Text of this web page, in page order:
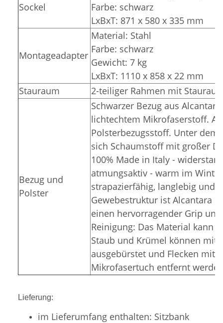
Sockel
Farbe: schwarz
LxBxT: 871 x 580 x 335 mm
Montageadapter
Material: Stahl
Farbe: schwarz
Gewicht: 7 kg
LxBxT: 1110 x 858 x 22 mm
Stauraum
2-teiliger Rahmen mit
Bezug und
Polster
Schwarzer Bezug aus
lichtechtem Mikrofaserstoff.
Polsterbezugsstoff. Unter dem
sich Schaumstoff mit großer
100% Made in Italy -
atmungsaktiv - warm im
strapazierfähig, langlebig und
Gewebestruktur ist Alcantara
einen hervorragender Grip
Reinigung: Das Material kann
Staub und Krümel können mit
ausgebürstet und Flecken mit
Mikrofasertuch entfernt
Lieferung:
im Lieferumfang enthalten: Sitzbank